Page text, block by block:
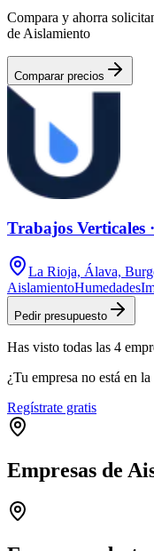
Compara y ahorra
de Aislamiento
Comparar precios
Trabajos Verticales
La Rioja, Álava,
AislamientoHumedades
Pedir presupuesto
Has visto todas las 4
¿Tu empresa no está en la
Regístrate gratis
Empresas de